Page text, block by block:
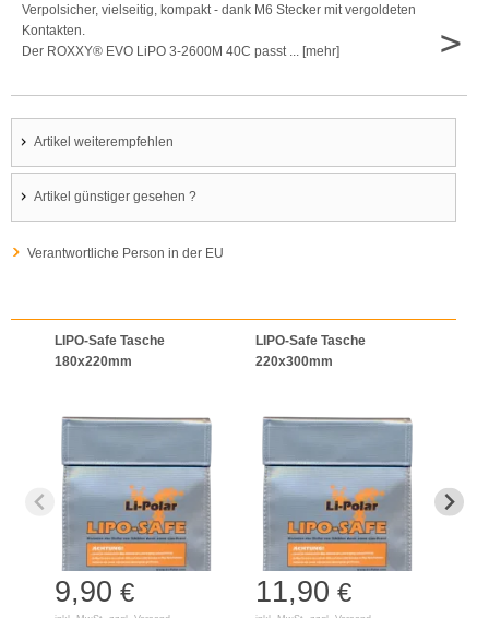
Verpolsicher, vielseitig, kompakt - dank M6 Stecker mit vergoldeten
Kontakten.
Der ROXXY® EVO LiPO 3-2600M 40C passt ... [mehr]
>
Artikel weiterempfehlen
Artikel günstiger gesehen ?
Verantwortliche Person in der EU
LIPO-Safe Tasche
180x220mm
9,90 €
LIPO-Safe Tasche
220x300mm
11,90 €